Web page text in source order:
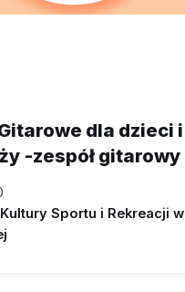
dla dzieci i
-zespół gitarowy
Sportu i Rekreacji w